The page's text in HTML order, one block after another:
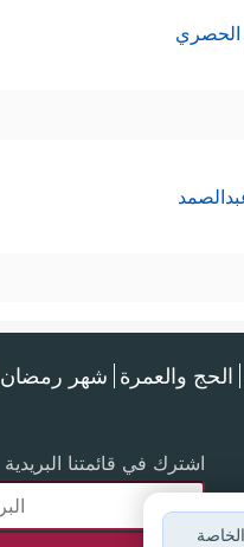
الحصري
الحج والعمرة شهر رمضان
اشترك في قائمتنا البريدية